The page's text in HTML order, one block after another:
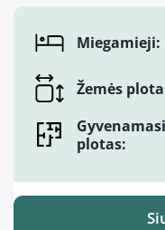
Miegamieji:
Žemės
plotas: